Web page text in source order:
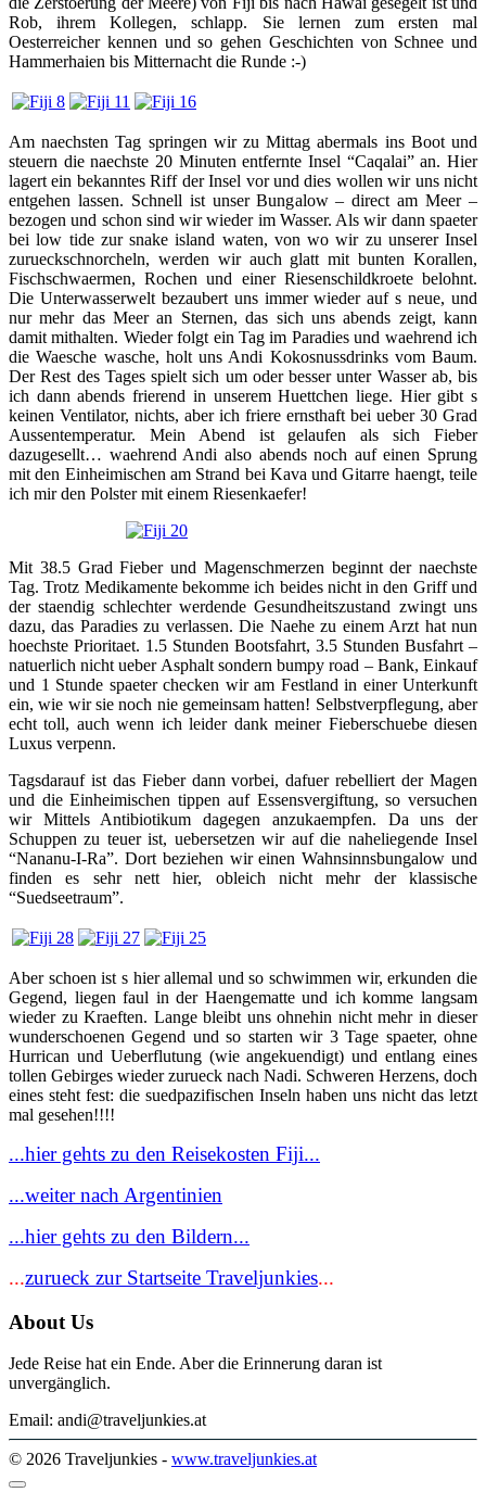
Rob, ihrem Kollegen, schlapp. Sie lernen zum ersten mal
Oesterreicher kennen und so gehen Geschichten von Schnee und
Hammerhaien bis Mitternacht die Runde :-)
Am naechsten Tag springen wir zu Mittag abermals ins Boot und
steuern die naechste 20 Minuten entfernte Insel “Caqalai” an. Hier
lagert ein bekanntes Riff der Insel vor und dies wollen wir uns nicht
entgehen lassen. Schnell ist unser Bungalow – direct am Meer –
bezogen und schon sind wir wieder im Wasser. Als wir dann spaeter
bei low tide zur snake island waten, von wo wir zu unserer Insel
zurueckschnorcheln, werden wir auch glatt mit bunten Korallen,
Fischschwaermen, Rochen und einer Riesenschildkroete belohnt.
Die Unterwasserwelt bezaubert uns immer wieder auf s neue, und
nur mehr das Meer an Sternen, das sich uns abends zeigt, kann
damit mithalten. Wieder folgt ein Tag im Paradies und waehrend ich
die Waesche wasche, holt uns Andi Kokosnussdrinks vom Baum.
Der Rest des Tages spielt sich um oder besser unter Wasser ab, bis
ich dann abends frierend in unserem Huettchen liege. Hier gibt s
keinen Ventilator, nichts, aber ich friere ernsthaft bei ueber 30 Grad
Aussentemperatur. Mein Abend ist gelaufen als sich Fieber
dazugesellt… waehrend Andi also abends noch auf einen Sprung
mit den Einheimischen am Strand bei Kava und Gitarre haengt, teile
ich mir den Polster mit einem Riesenkaefer!
Mit 38.5 Grad Fieber und Magenschmerzen beginnt der naechste
Tag. Trotz Medikamente bekomme ich beides nicht in den Griff und
der staendig schlechter werdende Gesundheitszustand zwingt uns
dazu, das Paradies zu verlassen. Die Naehe zu einem Arzt hat nun
hoechste Prioritaet. 1.5 Stunden Bootsfahrt, 3.5 Stunden Busfahrt –
natuerlich nicht ueber Asphalt sondern bumpy road – Bank, Einkauf
und 1 Stunde spaeter checken wir am Festland in einer Unterkunft
ein, wie wir sie noch nie gemeinsam hatten! Selbstverpflegung, aber
echt toll, auch wenn ich leider dank meiner Fieberschuebe diesen
Luxus verpenn.
Tagsdarauf ist das Fieber dann vorbei, dafuer rebelliert der Magen
und die Einheimischen tippen auf Essensvergiftung, so versuchen
wir Mittels Antibiotikum dagegen anzukaempfen. Da uns der
Schuppen zu teuer ist, uebersetzen wir auf die naheliegende Insel
“Nananu-I-Ra”. Dort beziehen wir einen Wahnsinnsbungalow und
finden es sehr nett hier, obleich nicht mehr der klassische
“Suedseetraum”.
Aber schoen ist s hier allemal und so schwimmen wir, erkunden die
Gegend, liegen faul in der Haengematte und ich komme langsam
wieder zu Kraeften. Lange bleibt uns ohnehin nicht mehr in dieser
wunderschoenen Gegend und so starten wir 3 Tage spaeter, ohne
Hurrican und Ueberflutung (wie angekuendigt) und entlang eines
tollen Gebirges wieder zurueck nach Nadi. Schweren Herzens, doch
eines steht fest: die suedpazifischen Inseln haben uns nicht das letzt
mal gesehen!!!!
...hier gehts zu den Reisekosten Fiji...
...weiter nach Argentinien
...hier gehts zu den Bildern...
...zurueck zur Startseite Traveljunkies...
About Us
Jede Reise hat ein Ende. Aber die Erinnerung daran ist
unvergänglich.
Email: andi@traveljunkies.at
© 2026 Traveljunkies - www.traveljunkies.at